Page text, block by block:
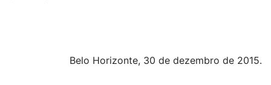
Belo Horizonte, 30 de dezembro de 2015.